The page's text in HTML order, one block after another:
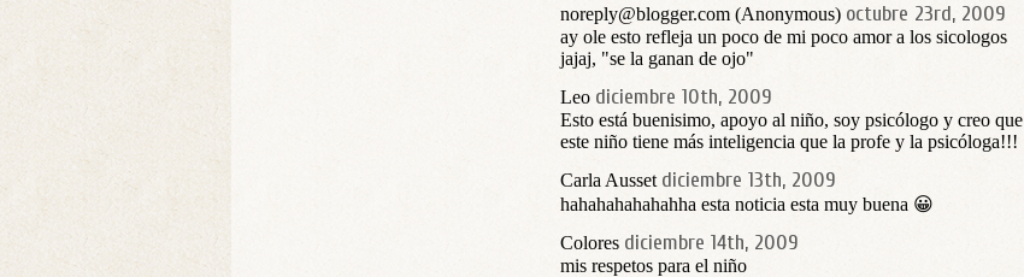
noreply@blogger.com (Anonymous) octubre 23rd, 2009
ay ole esto refleja un poco de mi poco amor a los sicologos
jajaj, "se la ganan de ojo"
Leo diciembre 10th, 2009
Esto está buenisimo, apoyo al niño, soy psicólogo y creo que
este niño tiene más inteligencia que la profe y la psicóloga!!!
Carla Ausset diciembre 13th, 2009
hahahahahahahha esta noticia esta muy buena 😀
Colores diciembre 14th, 2009
mis respetos para el niño